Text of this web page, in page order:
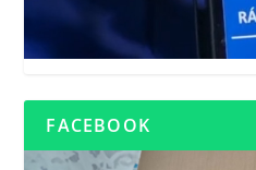
FACEBOOK